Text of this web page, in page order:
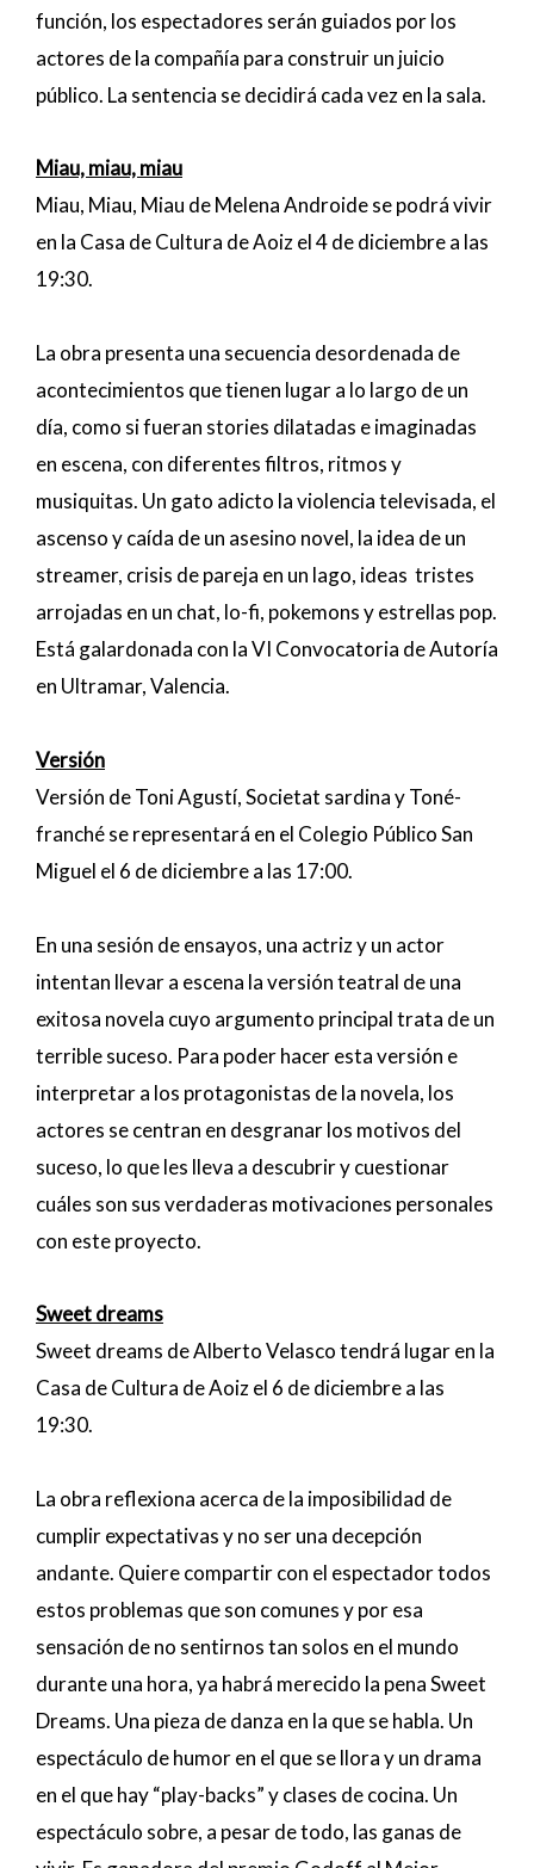
función, los espectadores serán guiados por los
actores de la compañía para construir un juicio
público. La sentencia se decidirá cada vez en la sala.
Miau, miau, miau
Miau, Miau, Miau de Melena Androide se podrá vivir
en la Casa de Cultura de Aoiz el 4 de diciembre a las
19:30.
La obra presenta una secuencia desordenada de
acontecimientos que tienen lugar a lo largo de un
día, como si fueran stories dilatadas e imaginadas
en escena, con diferentes filtros, ritmos y
musiquitas. Un gato adicto la violencia televisada, el
ascenso y caída de un asesino novel, la idea de un
streamer, crisis de pareja en un lago, ideas tristes
arrojadas en un chat, lo-fi, pokemons y estrellas pop.
Está galardonada con la VI Convocatoria de Autoría
en Ultramar, Valencia.
Versión
Versión de Toni Agustí, Societat sardina y Toné-
franché se representará en el Colegio Público San
Miguel el 6 de diciembre a las 17:00.
En una sesión de ensayos, una actriz y un actor
intentan llevar a escena la versión teatral de una
exitosa novela cuyo argumento principal trata de un
terrible suceso. Para poder hacer esta versión e
interpretar a los protagonistas de la novela, los
actores se centran en desgranar los motivos del
suceso, lo que les lleva a descubrir y cuestionar
cuáles son sus verdaderas motivaciones personales
con este proyecto.
Sweet dreams
Sweet dreams de Alberto Velasco tendrá lugar en la
Casa de Cultura de Aoiz el 6 de diciembre a las
19:30.
La obra reflexiona acerca de la imposibilidad de
cumplir expectativas y no ser una decepción
andante. Quiere compartir con el espectador todos
estos problemas que son comunes y por esa
sensación de no sentirnos tan solos en el mundo
durante una hora, ya habrá merecido la pena Sweet
Dreams. Una pieza de danza en la que se habla. Un
espectáculo de humor en el que se llora y un drama
en el que hay “play-backs” y clases de cocina. Un
espectáculo sobre, a pesar de todo, las ganas de